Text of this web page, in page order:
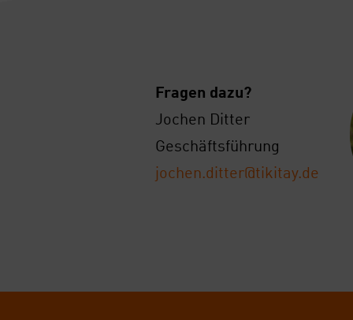
Fra­gen dazu?
Jochen Dit­ter
Geschäfts­füh­rung
jochen.ditter@tikitay.de